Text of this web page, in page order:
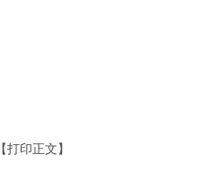
【打印正文】